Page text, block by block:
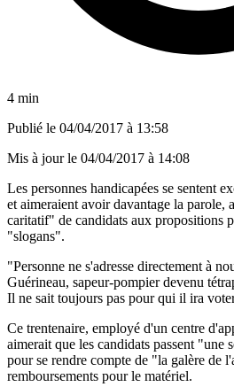
4 min
Publié le 04/04/2017 à 13:58
Mis à jour le 04/04/2017 à 14:08
Les personnes handicapées se sentent
et aimeraient avoir davantage la parole,
caritatif" de candidats aux propositions
"slogans".
"Personne ne s'adresse directement à
Guérineau, sapeur-pompier devenu
Il ne sait toujours pas pour qui il ira
Ce trentenaire, employé d'un centre
aimerait que les candidats passent "une
pour se rendre compte de "la galère de
remboursements pour le matériel.